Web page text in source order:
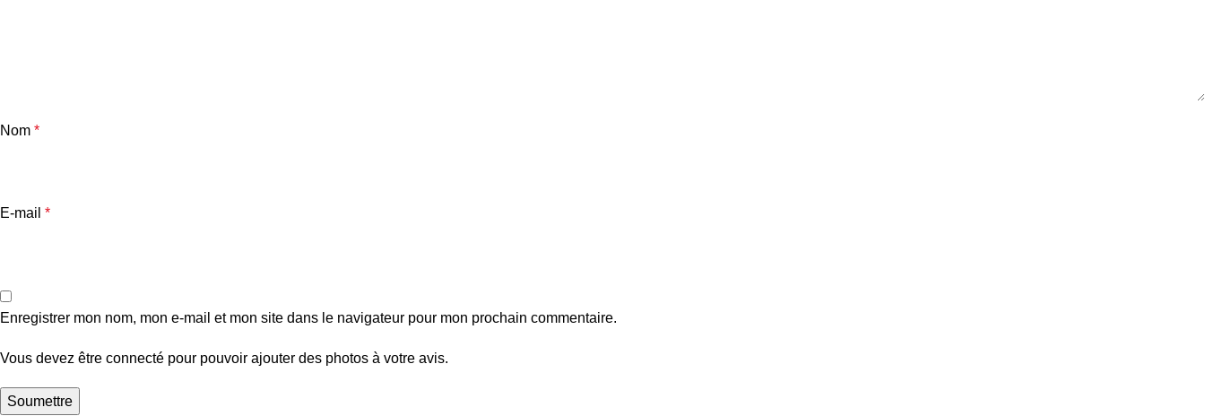
Nom *
E-mail *
Enregistrer mon nom, mon e-mail et mon site dans le navigateur pour mon prochain commentaire.
Vous devez être connecté pour pouvoir ajouter des photos à votre avis.